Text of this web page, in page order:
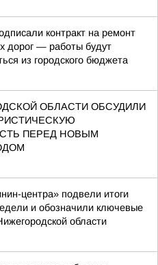
контракт на ремонт
дорог — работы будут
из городского бюджета
ОБЛАСТИ ОБСУДИЛИ
ПЕРЕД НОВЫМ
центра» подвели итоги
и обозначили ключевые
области